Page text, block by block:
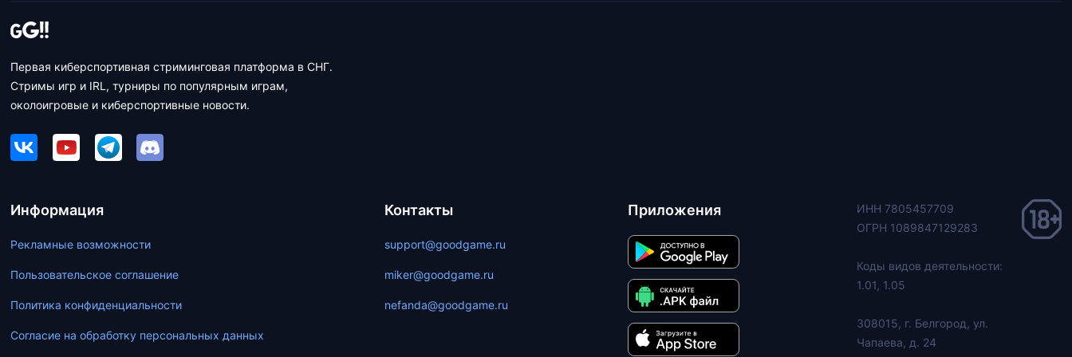
Первая киберспортивная стриминговая платформа в СНГ.
Стримы игр и IRL, турниры по популярным играм,
околоигровые и киберспортивные новости.
Информация
Рекламные возможности
Пользовательское соглашение
Политика конфиденциальности
Согласие на обработку персональных данных
Контакты
support@goodgame.ru
miker@goodgame.ru
nefanda@goodgame.ru
Приложения
ИНН 7805457709
ОГРН 1089847129283
Коды видов деятельности:
1.01, 1.05
308015, г. Белгород, ул.
Чапаева, д. 24